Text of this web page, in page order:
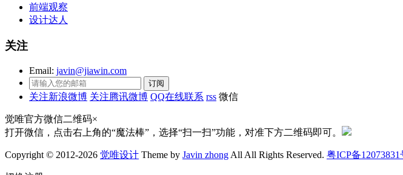
前端观察
设计达人
关注
Email: javin@jiawin.com
关注新浪微博 关注腾讯微博 QQ在线联系 rss 微信
觉唯官方微信二维码×
打开微信，点击右上角的“魔法棒”，选择“扫一扫”功能，对准下方二维码即可。
Copyright © 2012-2026 觉唯设计 Theme by Javin zhong All All Rights Reserved. 粤ICP备12073831